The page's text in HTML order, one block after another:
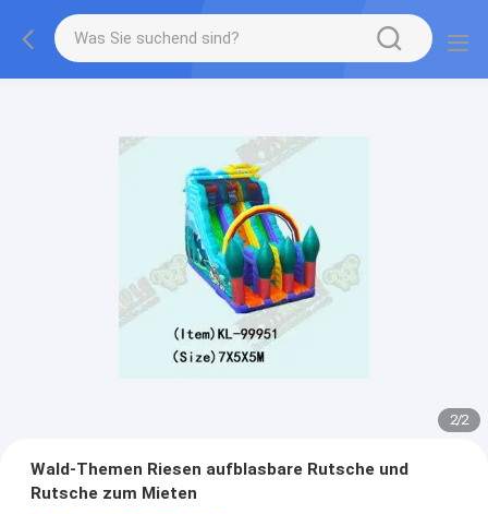
2/2
Wald-Themen Riesen aufblasbare Rutsche und
Rutsche zum Mieten